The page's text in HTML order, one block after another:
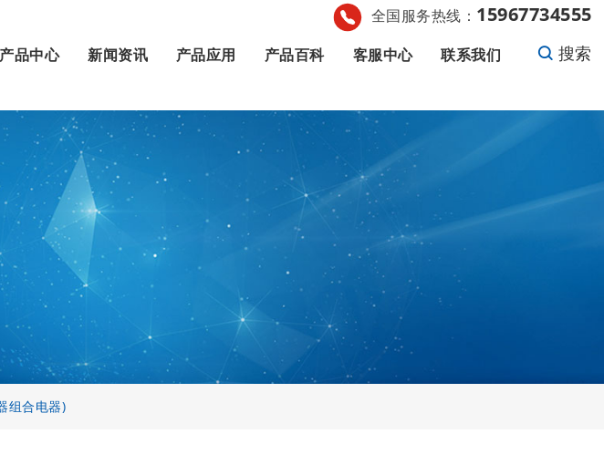
搜索
全国服务热线： 15967734555
产品中心 新闻资讯 产品应用 产品百科 客服中心 联系我们
组合电器)